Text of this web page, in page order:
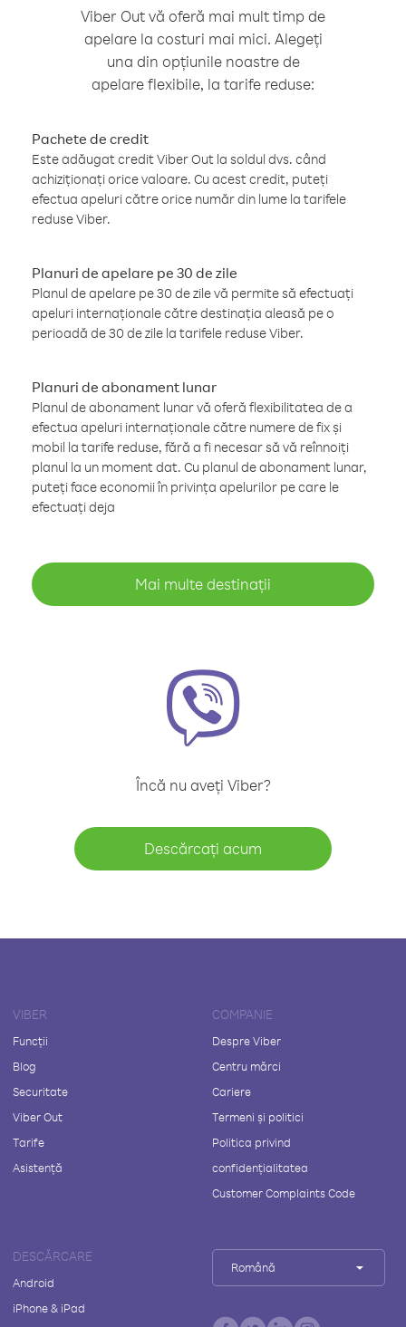
Viber Out vă oferă mai mult timp de
apelare la costuri mai mici. Alegeți
una din opțiunile noastre de
apelare flexibile, la tarife reduse:
Pachete de credit
Este adăugat credit Viber Out la soldul dvs. când
achiziționați orice valoare. Cu acest credit, puteți
efectua apeluri către orice număr din lume la tarifele
reduse Viber.
Planuri de apelare pe 30 de zile
Planul de apelare pe 30 de zile vă permite să efectuați
apeluri internaționale către destinația aleasă pe o
perioadă de 30 de zile la tarifele reduse Viber.
Planuri de abonament lunar
Planul de abonament lunar vă oferă flexibilitatea de a
efectua apeluri internaționale către numere de fix și
mobil la tarife reduse, fără a fi necesar să vă reînnoiți
planul la un moment dat. Cu planul de abonament lunar,
puteți face economii în privința apelurilor pe care le
efectuați deja
Mai multe destinații
Încă nu aveți Viber?
Descărcați acum
VIBER
Funcții
Blog
Securitate
Viber Out
Tarife
Asistență
COMPANIE
Despre Viber
Centru mărci
Cariere
Termeni și politici
Politica privind
confidențialitatea
Customer Complaints Code
DESCĂRCARE
Android
iPhone & iPad
Română